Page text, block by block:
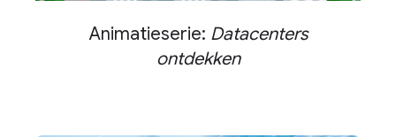
Animatieserie: Datacenters
ontdekken